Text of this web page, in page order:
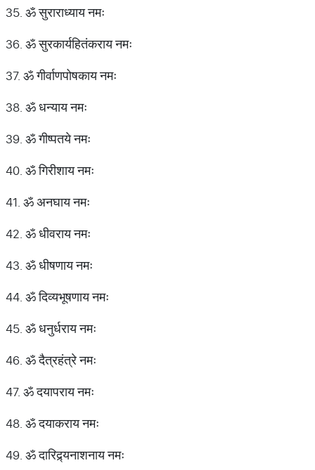
35. ॐ सुराराध्याय नमः
36. ॐ सुरकार्यहितंकराय नमः
37. ॐ गीर्वाणपोषकाय नमः
38. ॐ धन्याय नमः
39. ॐ गीष्पतये नमः
40. ॐ गिरीशाय नमः
41. ॐ अनघाय नमः
42. ॐ धीवराय नमः
43. ॐ धीषणाय नमः
44. ॐ दिव्यभूषणाय नमः
45. ॐ धनुर्धराय नमः
46. ॐ दैत्रहंत्रे नमः
47. ॐ दयापराय नमः
48. ॐ दयाकराय नमः
49. ॐ दारिद्र्यनाशनाय नमः